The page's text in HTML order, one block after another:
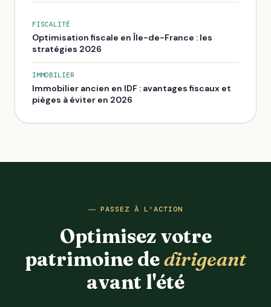
FISCALITÉ
Optimisation fiscale en Île-de-France : les
stratégies 2026
IMMOBILIER
Immobilier ancien en IDF : avantages fiscaux et
pièges à éviter en 2026
PASSEZ À L'ACTION
Optimisez votre
patrimoine dedirigeant
avant l'été